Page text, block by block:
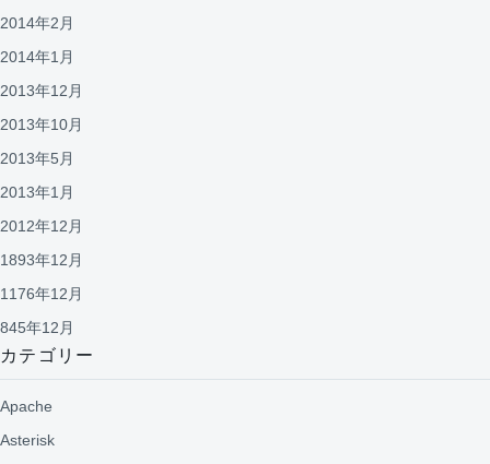
2014年2月
2014年1月
2013年12月
2013年10月
2013年5月
2013年1月
2012年12月
1893年12月
1176年12月
845年12月
カテゴリー
Apache
Asterisk